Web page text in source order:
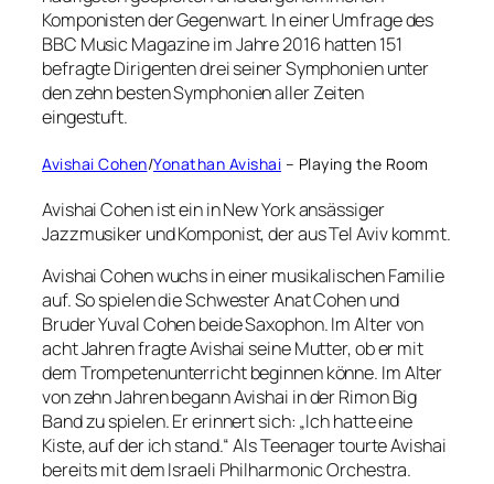
Komponisten der Gegenwart. In einer Umfrage des
BBC Music Magazine im Jahre 2016 hatten 151
befragte Dirigenten drei seiner Symphonien unter
den zehn besten Symphonien aller Zeiten
eingestuft.
Avishai Cohen/Yonathan Avishai – Playing the Room
Avishai Cohen ist ein in New York ansässiger
Jazzmusiker und Komponist, der aus Tel Aviv kommt.
Avishai Cohen wuchs in einer musikalischen Familie
auf. So spielen die Schwester Anat Cohen und
Bruder Yuval Cohen beide Saxophon. Im Alter von
acht Jahren fragte Avishai seine Mutter, ob er mit
dem Trompetenunterricht beginnen könne. Im Alter
von zehn Jahren begann Avishai in der Rimon Big
Band zu spielen. Er erinnert sich: „Ich hatte eine
Kiste, auf der ich stand.“ Als Teenager tourte Avishai
bereits mit dem Israeli Philharmonic Orchestra.